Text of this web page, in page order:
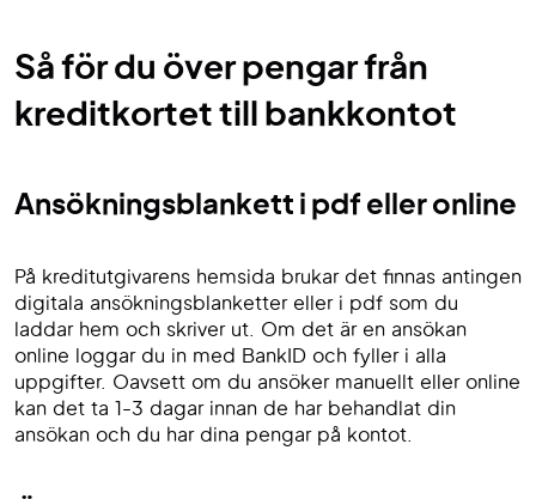
Så för du över pengar från
kreditkortet till bankkontot
Ansökningsblankett i pdf eller online
På kreditutgivarens hemsida brukar det finnas antingen
digitala ansökningsblanketter eller i pdf som du
laddar hem och skriver ut. Om det är en ansökan
online loggar du in med BankID och fyller i alla
uppgifter. Oavsett om du ansöker manuellt eller online
kan det ta 1-3 dagar innan de har behandlat din
ansökan och du har dina pengar på kontot.